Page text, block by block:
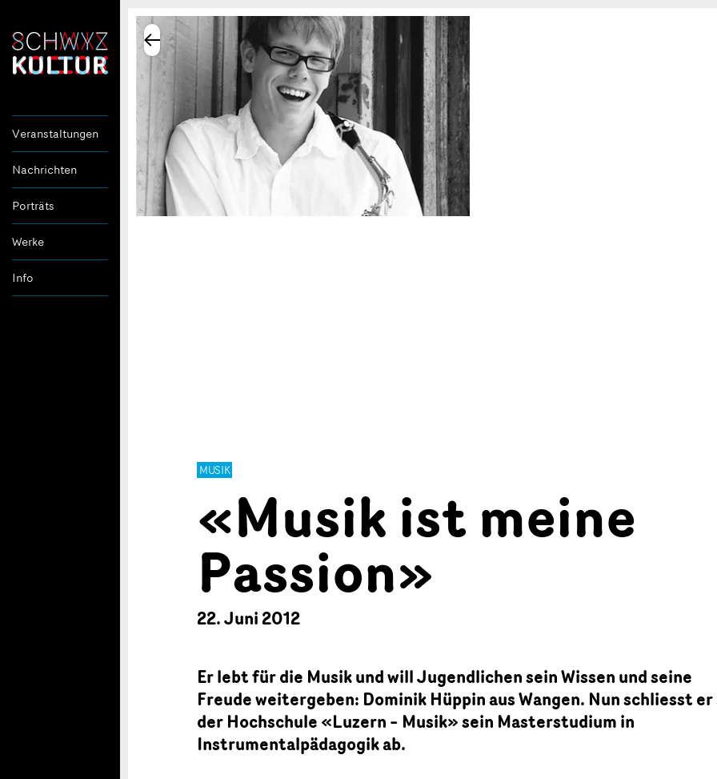
Veranstaltungen
Nachrichten
Porträts
Werke
Info
MUSIK
«Musik ist meine
Passion»
22. Juni 2012
Er lebt für die Musik und will Jugendlichen sein Wissen und seine
Freude weitergeben: Dominik Hüppin aus Wangen. Nun schliesst er
der Hochschule «Luzern – Musik» sein Masterstudium in
Instrumentalpädagogik ab.